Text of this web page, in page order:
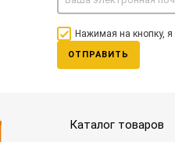
Нажимая на кнопку,
ОТПРАВИТЬ
Каталог товаров